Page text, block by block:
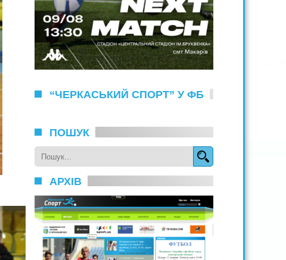
“ЧЕРКАСЬКИЙ СПОРТ” У ФБ
ПОШУК
АРХІВ